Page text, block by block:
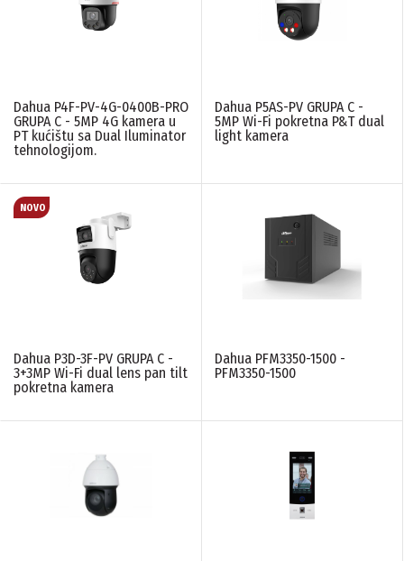
Dahua P4F-PV-4G-0400B-PRO
GRUPA C - 5MP 4G kamera u
PT kućištu sa Dual Iluminator
tehnologijom.
Dahua P5AS-PV GRUPA C -
5MP Wi-Fi pokretna P&T dual
light kamera
Dahua P3D-3F-PV GRUPA C -
3+3MP Wi-Fi dual lens pan tilt
pokretna kamera
Dahua PFM3350-1500 -
PFM3350-1500